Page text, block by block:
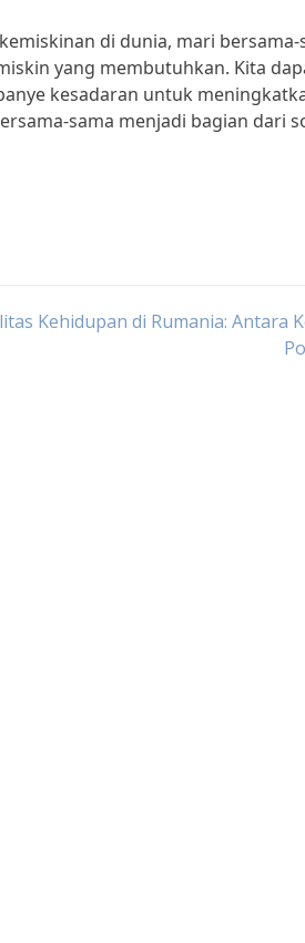
di dunia, mari bersama-
yang membutuhkan. Kita
kesadaran untuk
sama menjadi bagian dari
Kehidupan di Rumania: Antara